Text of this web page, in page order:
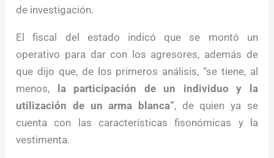
de investigación.
El fiscal del estado indicó que se montó un
operativo para dar con los agresores, además de
que dijo que, de los primeros análisis, “se tiene, al
menos, la participación de un individuo y la
utilización de un arma blanca”, de quien ya se
cuenta con las características fisonómicas y la
vestimenta.